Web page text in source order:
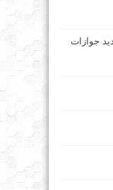
جوازات